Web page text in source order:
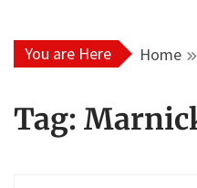
You are Here Home
Tag: